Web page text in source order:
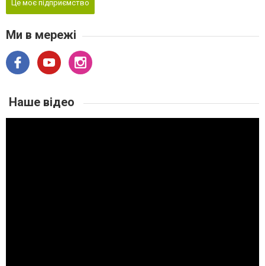
Це моє підприємство
Ми в мережі
Наше відео